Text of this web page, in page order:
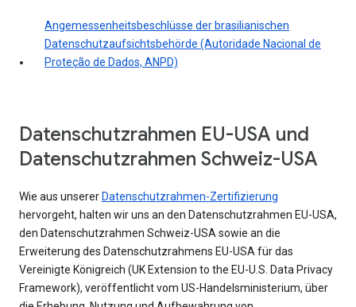
Angemessenheitsbeschlüsse der brasilianischen
Datenschutzaufsichtsbehörde (Autoridade Nacional de
Proteção de Dados, ANPD)
Datenschutzrahmen EU-USA und
Datenschutzrahmen Schweiz-USA
Wie aus unserer Datenschutzrahmen-Zertifizierung
hervorgeht, halten wir uns an den Datenschutzrahmen EU-USA,
den Datenschutzrahmen Schweiz-USA sowie an die
Erweiterung des Datenschutzrahmens EU-USA für das
Vereinigte Königreich (UK Extension to the EU-U.S. Data Privacy
Framework), veröffentlicht vom US-Handelsministerium, über